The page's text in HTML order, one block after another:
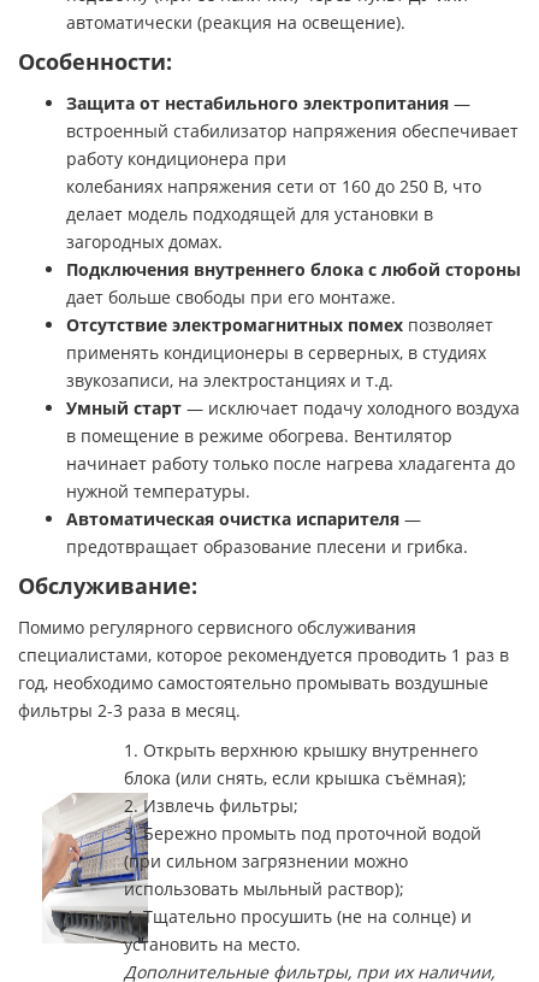
автоматически (реакция на освещение).
Особенности:
Защита от нестабильного электропитания —
встроенный стабилизатор напряжения обеспечивает
работу кондиционера при
колебаниях напряжения сети от 160 до 250 В, что
делает модель подходящей для установки в
загородных домах.
Подключения внутреннего блока с любой стороны
дает больше свободы при его монтаже.
Отсутствие электромагнитных помех позволяет
применять кондиционеры в серверных, в студиях
звукозаписи, на электростанциях и т.д.
Умный старт — исключает подачу холодного воздуха
в помещение в режиме обогрева. Вентилятор
начинает работу только после нагрева хладагента до
нужной температуры.
Автоматическая очистка испарителя —
предотвращает образование плесени и грибка.
Обслуживание:
Помимо регулярного сервисного обслуживания
специалистами, которое рекомендуется проводить 1 раз в
год, необходимо самостоятельно промывать воздушные
фильтры 2-3 раза в месяц.
1. Открыть верхнюю крышку внутреннего
блока (или снять, если крышка съёмная);
2. Извлечь фильтры;
3. Бережно промыть под проточной водой
(при сильном загрязнении можно
использовать мыльный раствор);
4. Тщательно просушить (не на солнце) и
установить на место.
Дополнительные фильтры, при их наличии,